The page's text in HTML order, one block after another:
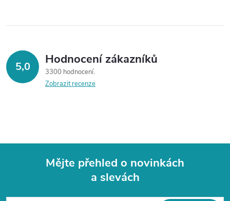
5,0 Hodnocení zákazníků
3300 hodnocení
Zobrazit recenze
Mějte přehled o novinkách
a slevách